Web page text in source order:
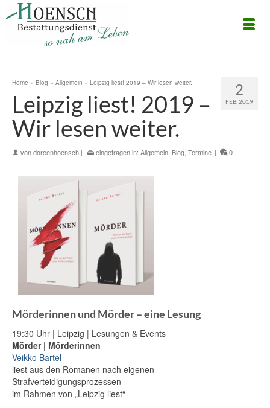
2
FEB. 2019
Home » Blog » Allgemein » Leipzig liest! 2019 – Wir lesen weiter.
Leipzig liest! 2019 –
Wir lesen weiter.
vondoreenhoensch | eingetragen in: Allgemein Blog Termine | 0
Mörderinnen und Mörder – eine Lesung
19:30 Uhr | Leipzig | Lesungen & Events
Mörder | Mörderinnen
Veikko Bartel
liest aus den Romanen nach eigenen
Strafverteidigungsprozessen
im Rahmen von „Leipzig liest“